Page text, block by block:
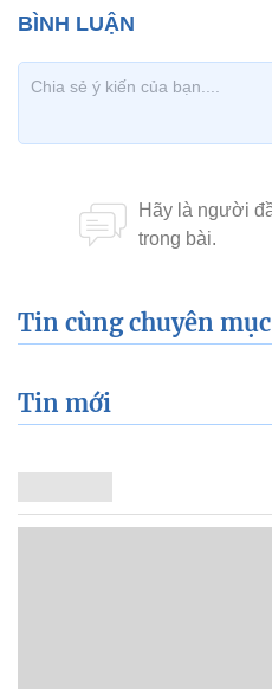
Tin cùng chuyên mục
Tin mới